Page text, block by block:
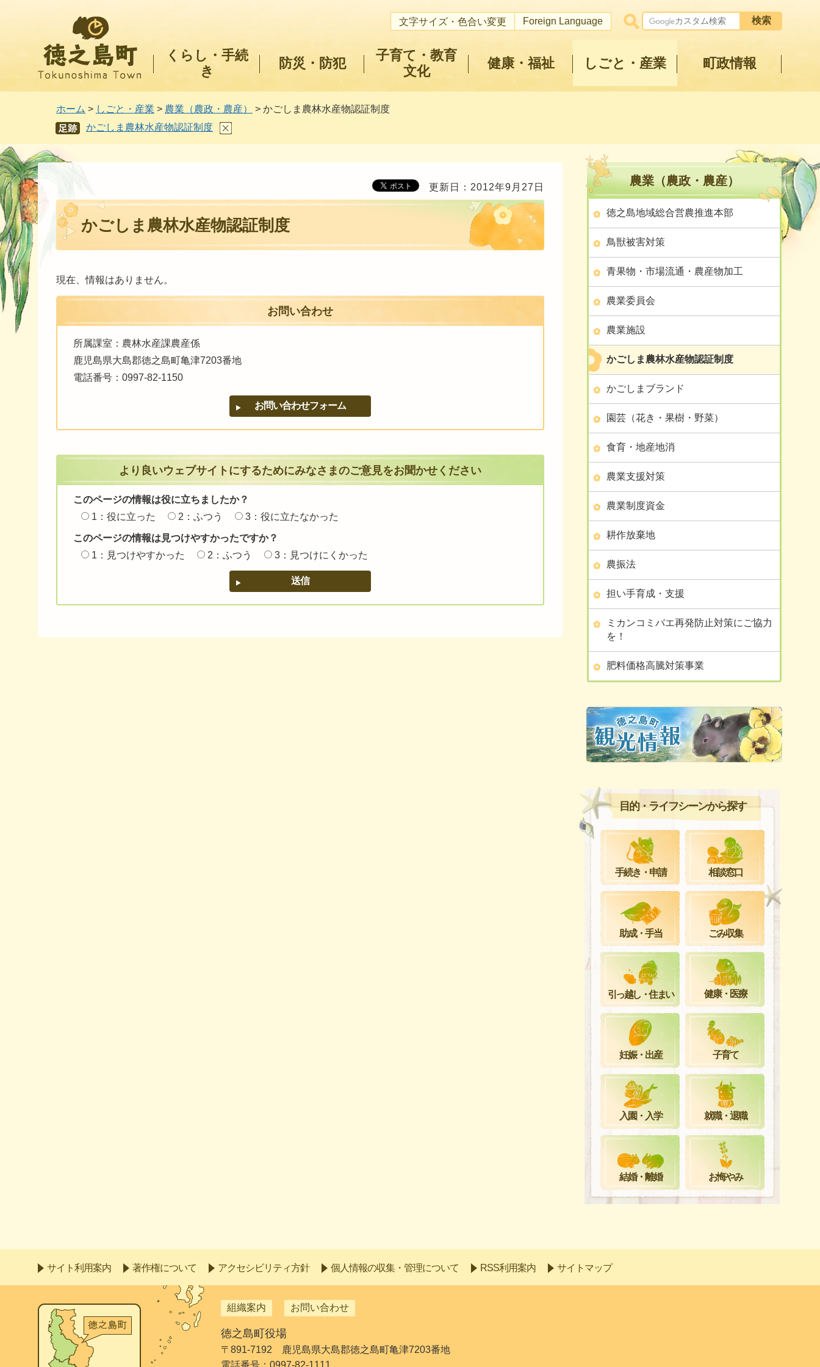
文字サイズ・色合い変更 Foreign Language
くらし・手続
き
防災・防犯
子育て・教育
文化
健康・福祉 しごと・産業 町政情報
ホーム > しごと・産業 > 農業（農政・農産） > かごしま農林水産物認証制度
あし
あと
かごしま農林水産物認証制度
更新日：2012年9月27日
かごしま農林水産物認証制度
現在、情報はありません。
お問い合わせ
所属課室：農林水産課農産係
鹿児島県大島郡徳之島町亀津7203番地
電話番号：0997-82-1150
より良いウェブサイトにするためにみなさまのご意見をお聞かせください
このページの情報は役に立ちましたか？
1：役に立った
2：ふつう 3：役に立たなかった
このページの情報は見つけやすかったですか？
1：見つけやすかった
2：ふつう 3：見つけにくかった
農業（農政・農産）
徳之島地域総合営農推進本部
鳥獣被害対策
青果物・市場流通・農産物加工
農業委員会
農業施設
かごしま農林水産物認証制度
かごしまブランド
園芸（花き・果樹・野菜）
食育・地産地消
農業支援対策
農業制度資金
耕作放棄地
農振法
担い手育成・支援
ミカンコミバエ再発防止対策にご協力
を！
肥料価格高騰対策事業
目的・ライフシーンから探す
手続き・申請 相談窓口
助成・手当 ごみ収集
引っ越し・住まい 健康・医療
妊娠・出産 子育て
入園・入学 就職・退職
結婚・離婚 お悔やみ
サイト利用案内 著作権について アクセシビリティ方針 個人情報の収集・管理について RSS利用案内 サイトマップ
組織案内 お問い合わせ
徳之島町役場
〒891-7192 鹿児島県大島郡徳之島町亀津7203番地